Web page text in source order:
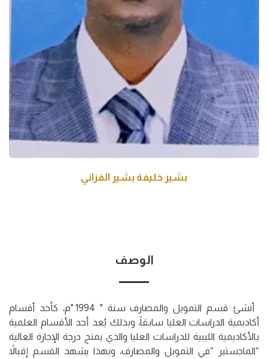
بشير خليفة بشير الفزاني
الوصف
أنشئ قسم التمويل والمصارف سنة " 1994 "م، كأحد أقسام
أكاديمية الدراسات العليا سابقاً، وبذلك يُعد أحد الأقسام العلمية
بالأكاديمية الليبية للدراسات العليا والذي يمنح درجة الإجازة العالية
“الماجستير “في التمويل والمصارف، وبهذا يشهد القسم إقبالاً